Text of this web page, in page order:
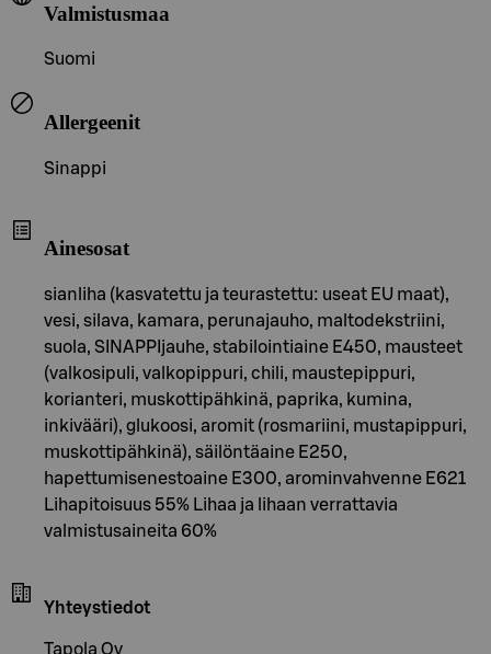
Valmistusmaa
Suomi
Allergeenit
Sinappi
Ainesosat
sianliha (kasvatettu ja teurastettu: useat EU maat),
vesi, silava, kamara, perunajauho, maltodekstriini,
suola, SINAPPIjauhe, stabilointiaine E450, mausteet
(valkosipuli, valkopippuri, chili, maustepippuri,
korianteri, muskottipähkinä, paprika, kumina,
inkivääri), glukoosi, aromit (rosmariini, mustapippuri,
muskottipähkinä), säilöntäaine E250,
hapettumisenestoaine E300, arominvahvenne E621
Lihapitoisuus 55% Lihaa ja lihaan verrattavia
valmistusaineita 60%
Yhteystiedot
Tapola Oy